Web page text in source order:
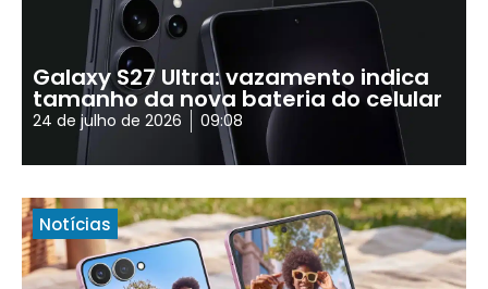
Galaxy S27 Ultra: vazamento indica
tamanho da nova bateria do celular
24 de julho de 2026 09:08
Notícias